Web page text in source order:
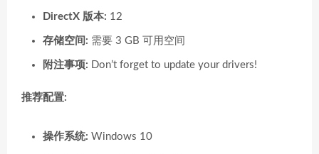
DirectX 版本: 12
存储空间: 需要 3 GB 可用空间
附注事项: Don’t forget to update your drivers!
推荐配置:
操作系统: Windows 10